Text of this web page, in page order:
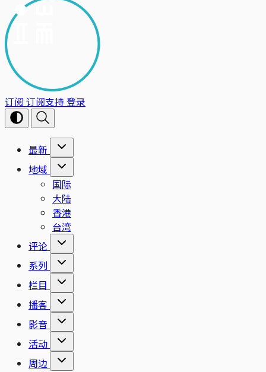
订阅 订阅支持登录
最新
地域
国际
大陆
香港
台湾
评论
系列
栏目
播客
影音
活动
周边